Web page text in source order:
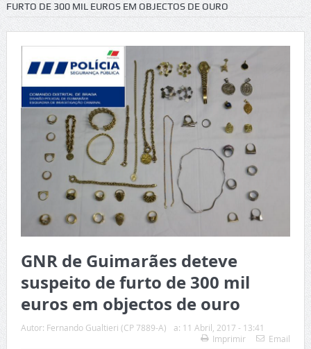
FURTO DE 300 MIL EUROS EM OBJECTOS DE OURO
GNR de Guimarães deteve
suspeito de furto de 300 mil
euros em objectos de ouro
Autor: Fernando Gualtieri (CP 7889-A) a: 11 Abril, 2017 - 13:41
Imprimir
Email